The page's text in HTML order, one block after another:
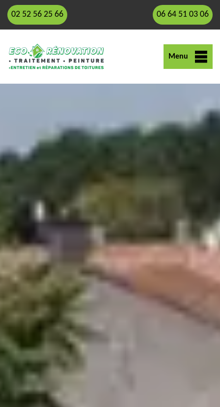
02 52 56 25 66 06 64 51 03 06
Menu